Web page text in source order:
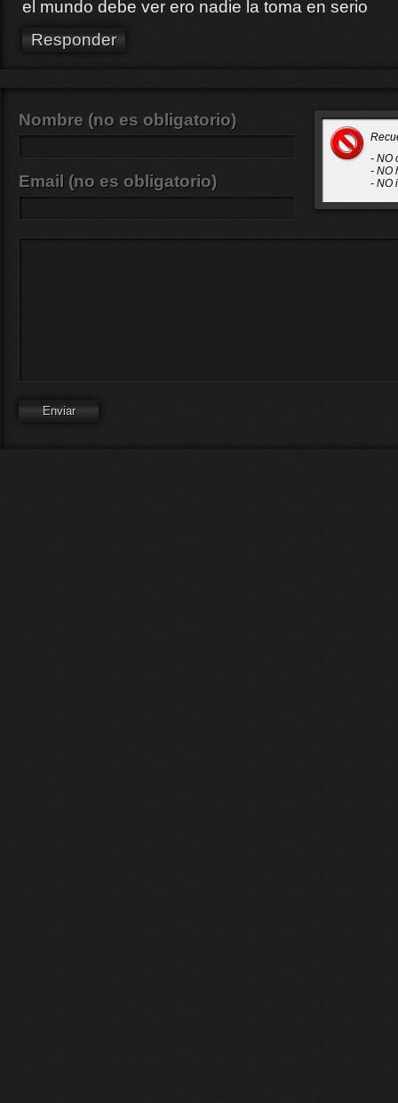
el mundo debe ver ero nadie la toma en serio
Responder
- NO
- NO
- NO
Nombre (no es obligatorio)
Email (no es obligatorio)